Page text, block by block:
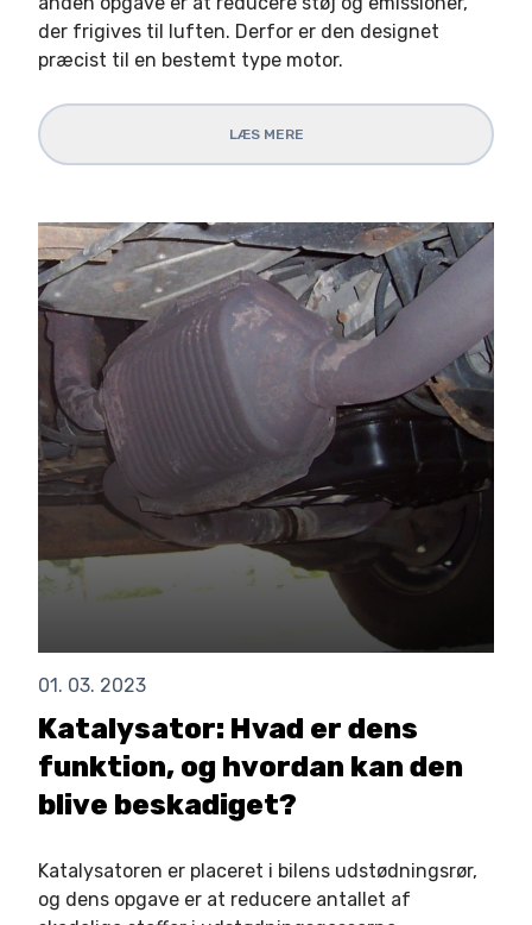
der frigives til luften. Derfor er den designet
præcist til en bestemt type motor.
LÆS MERE
01. 03. 2023
Katalysator: Hvad er dens
funktion, og hvordan kan den
blive beskadiget?
Katalysatoren er placeret i bilens udstødningsrør,
og dens opgave er at reducere antallet af